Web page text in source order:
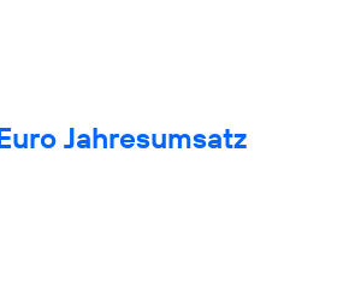
Jahresumsatz